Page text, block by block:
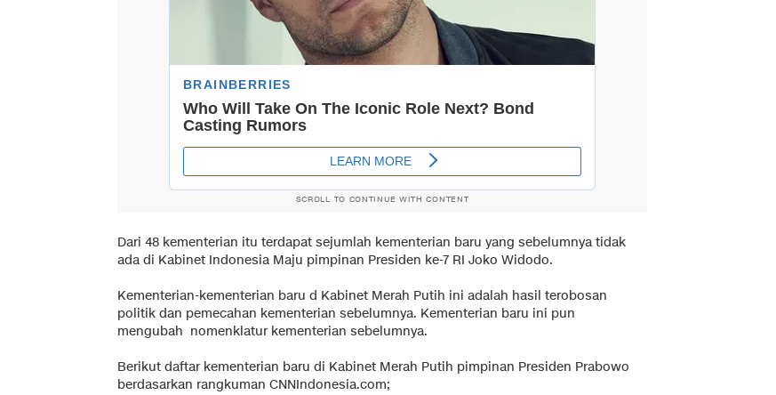
SCROLL TO CONTINUE WITH CONTENT
Dari 48 kementerian itu terdapat sejumlah kementerian baru yang sebelumnya tidak
ada di Kabinet Indonesia Maju pimpinan Presiden ke-7 RI Joko Widodo.
Kementerian-kementerian baru d Kabinet Merah Putih ini adalah hasil terobosan
politik dan pemecahan kementerian sebelumnya. Kementerian baru ini pun
mengubah nomenklatur kementerian sebelumnya.
Berikut daftar kementerian baru di Kabinet Merah Putih pimpinan Presiden Prabowo
berdasarkan rangkuman CNNIndonesia.com;